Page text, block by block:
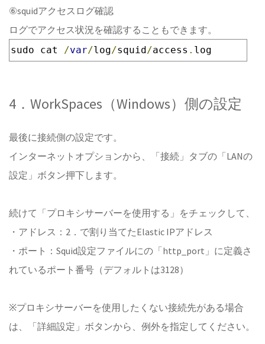
⑥squidアクセスログ確認
ログでアクセス状況を確認することもできます。
sudo cat /var/log/squid/access . log
4．WorkSpaces（Windows）側の設定
最後に接続側の設定です。
インターネットオプションから、「接続」タブの「LANの
設定」ボタン押下します。
続けて「プロキシサーバーを使用する」をチェックして、
・アドレス：2．で割り当てたElastic IPアドレス
・ポート：Squid設定ファイルにの「http_port」に定義さ
れているポート番号（デフォルトは3128）
※プロキシサーバーを使用したくない接続先がある場合
は、「詳細設定」ボタンから、例外を指定してください。